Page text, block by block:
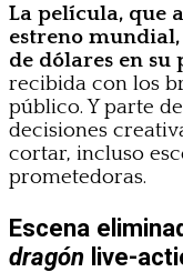
La película, que
estreno mundial,
de dólares en
recibida con los
público. Y parte
decisiones
cortar, incluso
prometedoras.
Escena
dragón live-